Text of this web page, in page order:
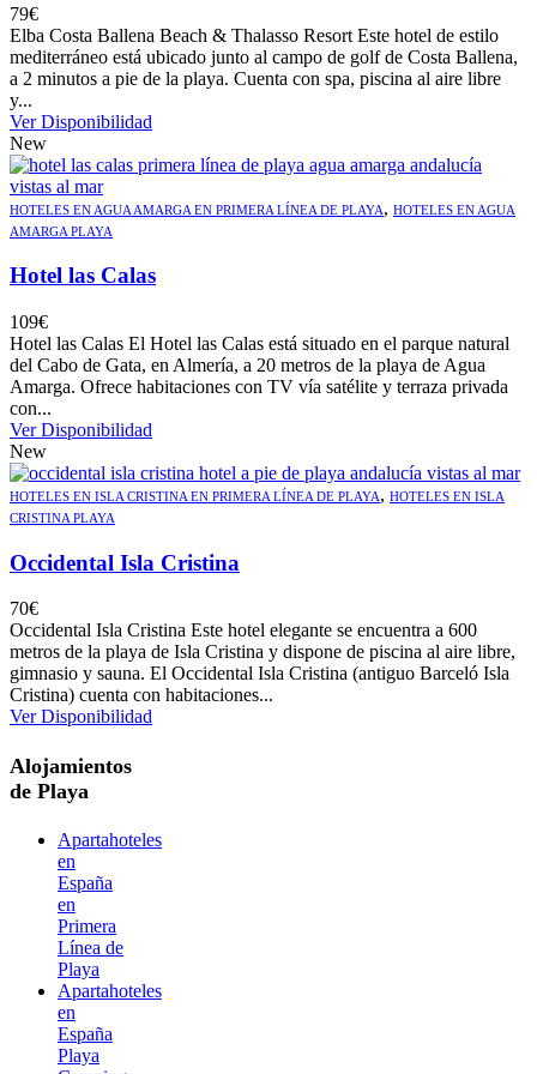
79€
Elba Costa Ballena Beach & Thalasso Resort Este hotel de estilo
mediterráneo está ubicado junto al campo de golf de Costa Ballena,
a 2 minutos a pie de la playa. Cuenta con spa, piscina al aire libre
y...
Ver Disponibilidad
New
HOTELES EN AGUA AMARGA EN PRIMERA LÍNEA DE PLAYA, HOTELES EN AGUA
AMARGA PLAYA
Hotel las Calas
109€
Hotel las Calas El Hotel las Calas está situado en el parque natural
del Cabo de Gata, en Almería, a 20 metros de la playa de Agua
Amarga. Ofrece habitaciones con TV vía satélite y terraza privada
con...
Ver Disponibilidad
New
HOTELES EN ISLA CRISTINA EN PRIMERA LÍNEA DE PLAYA, HOTELES EN ISLA
CRISTINA PLAYA
Occidental Isla Cristina
70€
Occidental Isla Cristina Este hotel elegante se encuentra a 600
metros de la playa de Isla Cristina y dispone de piscina al aire libre,
gimnasio y sauna. El Occidental Isla Cristina (antiguo Barceló Isla
Cristina) cuenta con habitaciones...
Ver Disponibilidad
Alojamientos
de Playa
Apartahoteles
en
España
en
Primera
Línea de
Playa
Apartahoteles
en
España
Playa